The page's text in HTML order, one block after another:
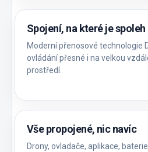
Spojení, na které je spoleh
Moderní přenosové technologie
ovládání přesné i na velkou
prostředí.
Vše propojené, nic navíc
Drony, ovladače, aplikace,